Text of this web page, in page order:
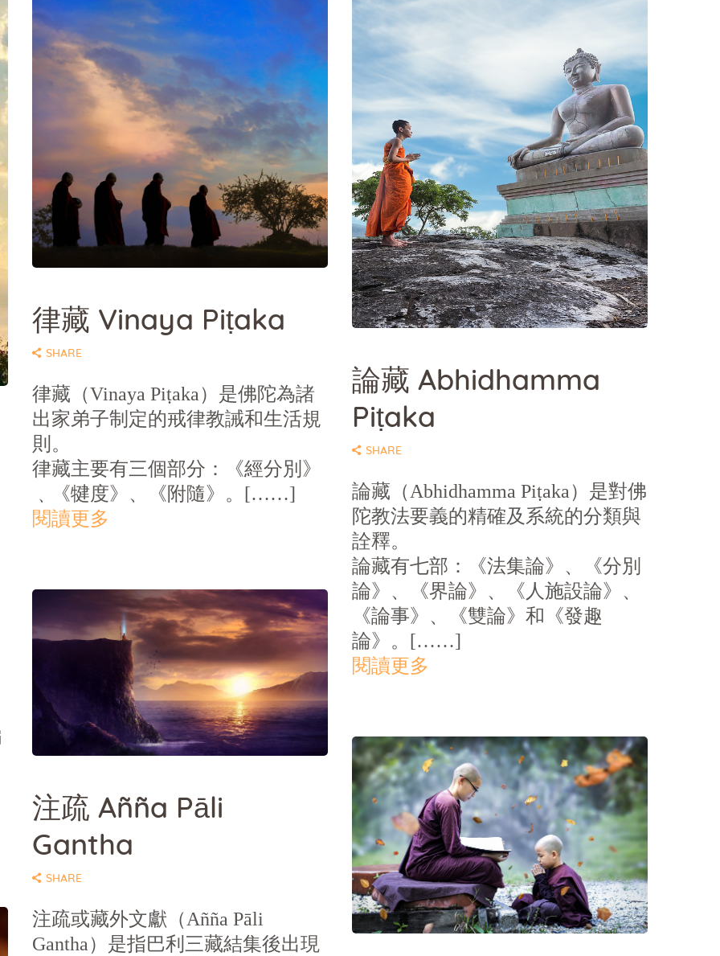
SHARE
律藏 Vinaya Piṭaka
SHARE
律藏（Vinaya Piṭaka）是佛陀為諸
出家弟子制定的戒律教誡和生活規
則。
律藏主要有三個部分：《經分別》
﹑《犍度》、《附隨》。[……]
閱讀更多
SHARE
論藏 Abhidhamma
Piṭaka
SHARE
論藏（Abhidhamma Piṭaka）是對佛
陀教法要義的精確及系統的分類與
詮釋。
論藏有七部：《法集論》、《分別
論》、《界論》、《人施設論》、
《論事》、《雙論》和《發趣
論》。[……]
閱讀更多
SHARE
注疏 Añña Pāli
Gantha
SHARE
注疏或藏外文獻（Añña Pāli
Gantha）是指巴利三藏結集後出現
SHARE